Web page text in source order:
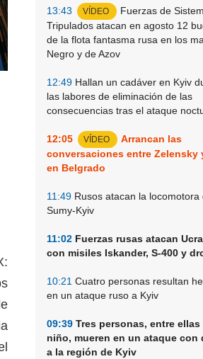
13:43 VÍDEO
Fuerzas de
Tripulados atacan en agosto 12
de la flota fantasma rusa en los
Negro y de Azov
12:49 Hallan un cadáver en Kyiv
las labores de eliminación de las
consecuencias tras el ataque
12:05 VÍDEO
Arrancan las
conversaciones entre Zelensky
en Belgrado
11:49 Rusos atacan la locomotora
Sumy-Kyiv
11:02 Fuerzas rusas atacan
con misiles Iskander, S-400 y
10:21 Cuatro personas resultan
en un ataque ruso a Kyiv
09:39 Tres personas, entre ellas
niño, mueren en un ataque con
a la región de Kyiv